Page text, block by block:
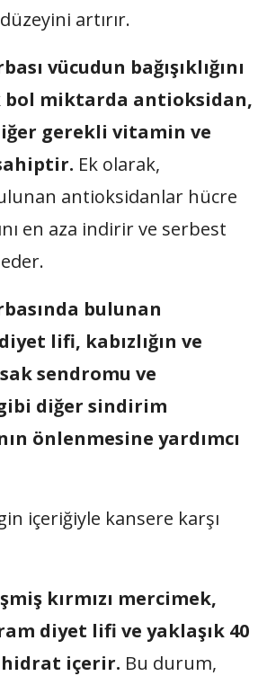
artırır.
vücudun bağışıklığını
bol miktarda antioksidan,
gerekli vitamin ve
Ek olarak,
antioksidanlar hücre
en aza indirir ve serbest
bulunan
lifi, kabızlığın ve
sendromu ve
diğer sindirim
önlenmesine yardımcı
içeriğiyle kansere karşı
kırmızı mercimek,
diyet lifi ve yaklaşık 40
içerir. Bu durum,